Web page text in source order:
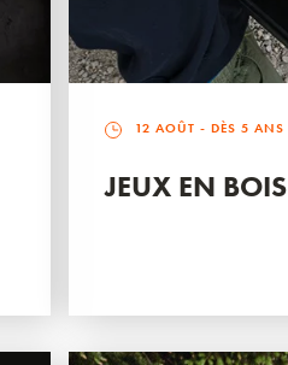
12 AOÛT - DÈS 5 ANS
JEUX EN BOIS